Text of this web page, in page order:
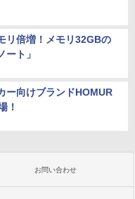
リ倍増！メモリ32GBの
ート」
ー向けブランドHOMUR
！
お問い合わせ